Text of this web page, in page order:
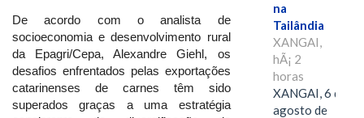
De acordo com o analista de
socioeconomia e desenvolvimento rural
da Epagri/Cepa, Alexandre Giehl, os
desafios enfrentados pelas exportações
catarinenses de carnes têm sido
superados graças a uma estratégia
na
Tailândia
XANGAI,
hÃ¡ 2
horas
XANGAI, 6 de
agosto de